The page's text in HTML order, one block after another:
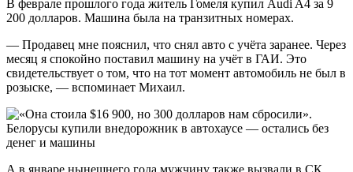
В феврале прошлого года житель Гомеля купил Audi A4 за 9
200 долларов. Машина была на транзитных номерах.
— Продавец мне пояснил, что снял авто с учёта заранее. Через
месяц я спокойно поставил машину на учёт в ГАИ. Это
свидетельствует о том, что на тот момент автомобиль не был в
розыске, — вспоминает Михаил.